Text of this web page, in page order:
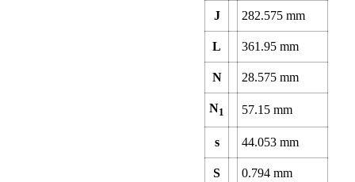
J 282.575mm
L 361.95mm
N 28.575mm
N1 57.15mm
s 44.053mm
S 0.794mm